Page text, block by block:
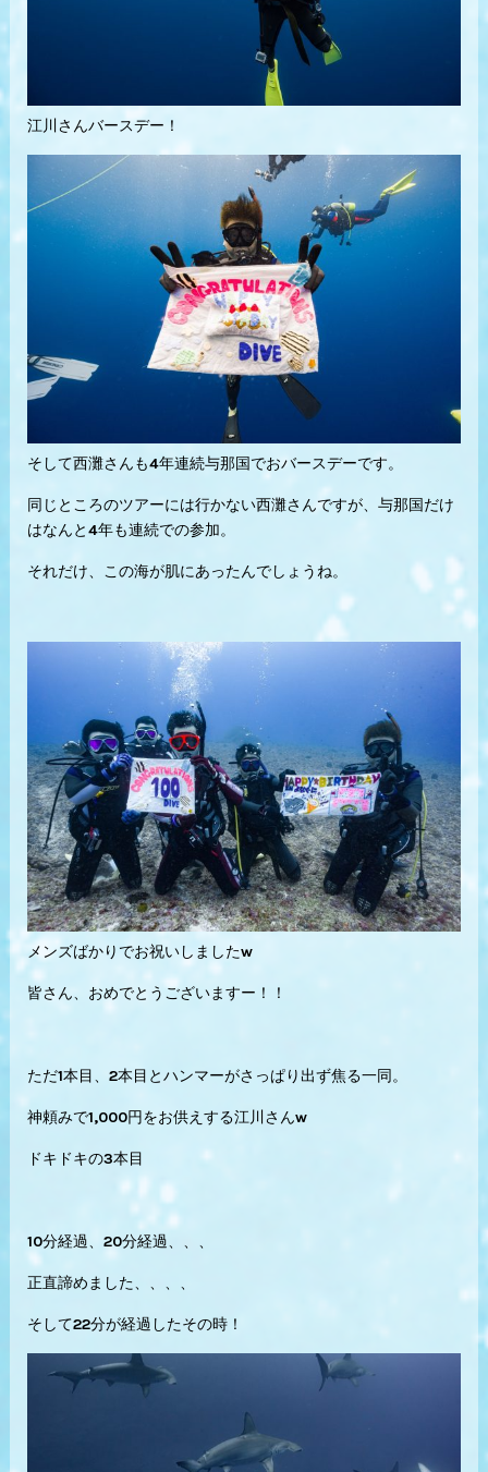
江川さんバースデー！
そして西灘さんも4年連続与那国でおバースデーです。
同じところのツアーには行かない西灘さんですが、与那国だけ
はなんと4年も連続での参加。
それだけ、この海が肌にあったんでしょうね。
メンズばかりでお祝いしましたw
皆さん、おめでとうございますー！！
ただ1本目、2本目とハンマーがさっぱり出ず焦る一同。
神頼みで1,000円をお供えする江川さんw
ドキドキの3本目
10分経過、20分経過、、、
正直諦めました、、、、
そして22分が経過したその時！